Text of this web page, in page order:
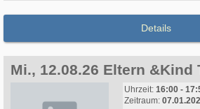
Details
Mi., 12.08.26 Eltern &Kind
Uhrzeit: 16:00 -
Zeitraum: